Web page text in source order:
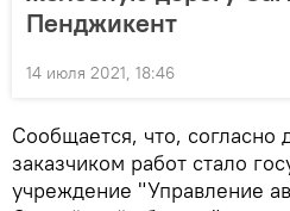
Пенджикент
14 июля 2021, 18:46
Сообщается, что, согласно
заказчиком работ стало
учреждение "Управление